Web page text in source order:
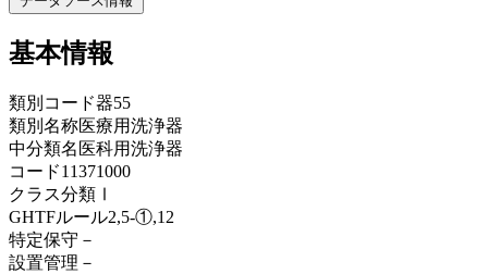
基本情報
類別コード器55
類別名称医療用洗浄器
中分類名 医科用洗浄器
コード11371000
クラス分類 Ⅰ
GHTFルール2,5-①,12
特定保守 －
設置管理 －